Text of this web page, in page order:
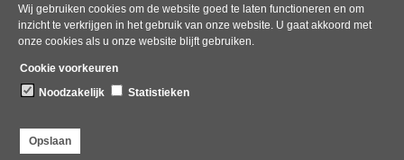
Wij gebruiken cookies om de website goed te laten functioneren en om
inzicht te verkrijgen in het gebruik van onze website. U gaat akkoord met
onze cookies als u onze website blijft gebruiken.
Cookie voorkeuren
Noodzakelijk
Statistieken
Opslaan
omgevingsdiensten?
Netwerk Nederland (NNN)?